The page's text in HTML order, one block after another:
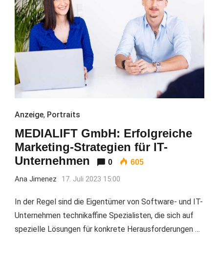
Anzeige, Portraits
MEDIALIFT GmbH: Erfolgreiche
Marketing-Strategien für IT-
Unternehmen
0 605
Ana Jimenez 17. Juli 2023 15:00
In der Regel sind die Eigentümer von Software- und IT-
Unternehmen technikaffine Spezialisten, die sich auf
spezielle Lösungen für konkrete Herausforderungen …